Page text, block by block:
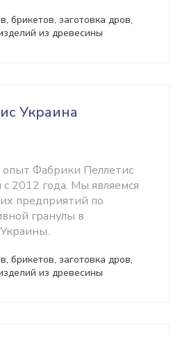
брикетов, заготовка дров,
из древесины
Украина
Фабрики Пеллетис
2012 года. Мы являемся
предприятий по
гранулы в
брикетов, заготовка дров,
из древесины